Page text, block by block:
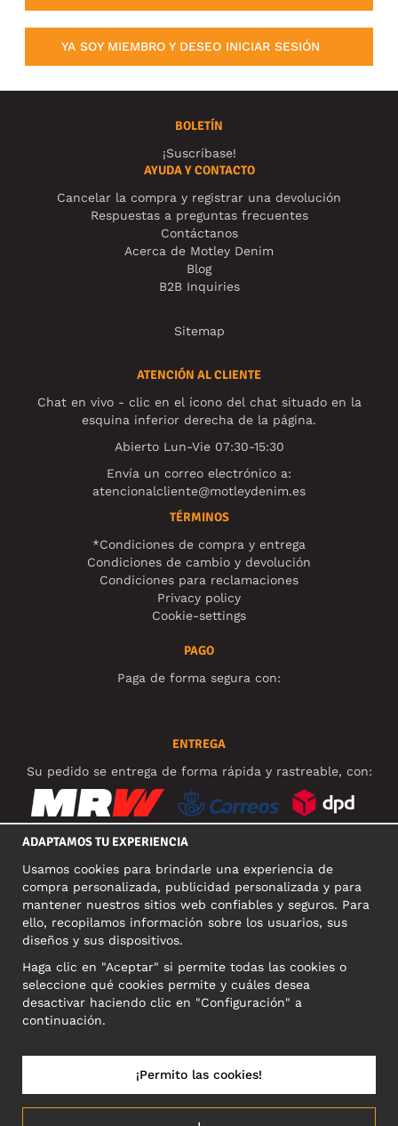
YA SOY MIEMBRO Y DESEO INICIAR SESIÓN
BOLETÍN
¡Suscríbase!
AYUDA Y CONTACTO
Cancelar la compra y registrar una devolución
Respuestas a preguntas frecuentes
Contáctanos
Acerca de Motley Denim
Blog
B2B Inquiries
Sitemap
ATENCIÓN AL CLIENTE
Chat en vivo - clic en el ícono del chat situado en la
esquina inferior derecha de la página.
Abierto Lun-Vie 07:30-15:30
Envía un correo electrónico a:
atencionalcliente@motleydenim.es
TÉRMINOS
*Condiciones de compra y entrega
Condiciones de cambio y devolución
Condiciones para reclamaciones
Privacy policy
Cookie-settings
PAGO
Paga de forma segura con:
ENTREGA
Su pedido se entrega de forma rápida y rastreable, con:
REDES SOCIALES
DIRECCIÓN COMERCIAL
Motley Denim Europe OÜ
Narva mnt 5, EE-10117 Tallinn
Reg: 12356245
ADAPTAMOS TU EXPERIENCIA
Usamos cookies para brindarle una experiencia de
compra personalizada, publicidad personalizada y para
mantener nuestros sitios web confiables y seguros. Para
ello, recopilamos información sobre los usuarios, sus
diseños y sus dispositivos.
Haga clic en "Aceptar" si permite todas las cookies o
seleccione qué cookies permite y cuáles desea
desactivar haciendo clic en "Configuración" a
continuación.
¡Permito las cookies!